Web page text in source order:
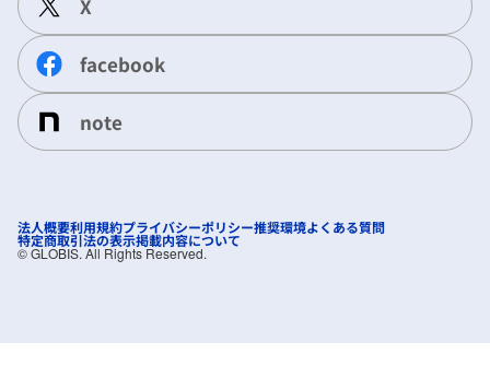
X
facebook
note
法人概要利用規約プライバシーポリシー推奨環境よくある質問
特定商取引法の表示掲載内容について
©︎ GLOBIS. All Rights Reserved.